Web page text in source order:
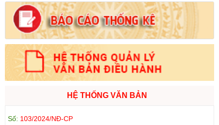
HỆ THỐNG VĂN BẢN
Số:102/2024/NĐ-CP
Tên:(Nghị định Quy định chi tiết thi hành một số điều của Luật
Đất đai)
Ngày ban hành: (21/08/2024)
103/2024/NĐ-CP
Ngày ban hành: (21/08/2024)